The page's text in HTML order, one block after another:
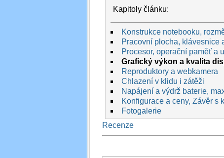
Kapitoly článku:
Konstrukce notebooku,
Pracovní plocha, klávesnice
Procesor, operační paměť a
Grafický výkon a kvalita
Reproduktory a webkamera
Chlazení v klidu i zátěži
Napájení a výdrž baterie,
Konfigurace a ceny, Závěr s
Fotogalerie
Recenze